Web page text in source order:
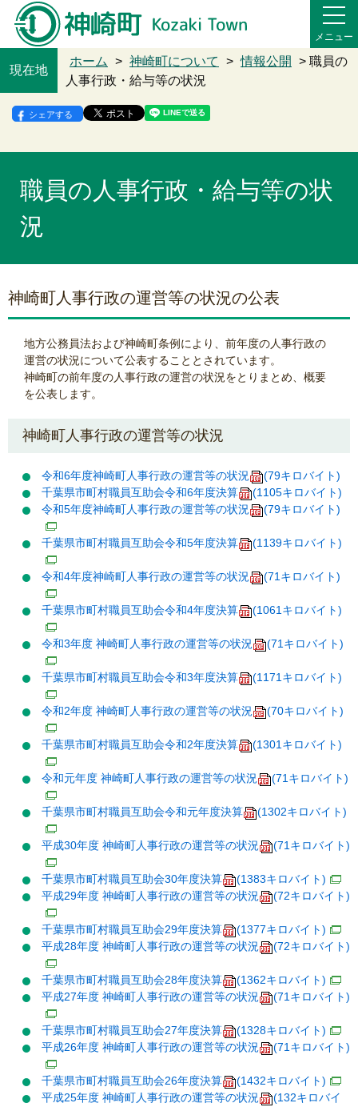
メニュー
現在地
ホーム > 神崎町について > 情報公開
> 職員の
人事行政・給与等の状況
シェアする
職員の人事行政・給与等の状
況
神崎町人事行政の運営等の状況の公表
地方公務員法および神崎町条例により、前年度の人事行政の
運営の状況について公表することとされています。
神崎町の前年度の人事行政の運営の状況をとりまとめ、概要
を公表します。
神崎町人事行政の運営等の状況
令和6年度神崎町人事行政の運営等の状況
(79キロバイト)
千葉県市町村職員互助会令和6年度決算
(1105キロバイト)
令和5年度神崎町人事行政の運営等の状況
(79キロバイト)
千葉県市町村職員互助会令和5年度決算 (1139キロバイト)
令和4年度神崎町人事行政の運営等の状況 (71キロバイト)
千葉県市町村職員互助会令和4年度決算 (1061キロバイト)
令和3年度 神崎町人事行政の運営等の状況 (71キロバイト)
千葉県市町村職員互助会令和3年度決算 (1171キロバイト)
令和2年度 神崎町人事行政の運営等の状況 (70キロバイト)
千葉県市町村職員互助会令和2年度決算 (1301キロバイト)
令和元年度 神崎町人事行政の運営等の状況 (71キロバイト)
千葉県市町村職員互助会令和元年度決算 (1302キロバイト)
平成30年度 神崎町人事行政の運営等の状況 (71キロバイト)
千葉県市町村職員互助会30年度決算
(1383キロバイト)
平成29年度 神崎町人事行政の運営等の状況
(72キロバイト)
千葉県市町村職員互助会29年度決算
(1377キロバイト)
平成28年度 神崎町人事行政の運営等の状況
(72キロバイト)
千葉県市町村職員互助会28年度決算
(1362キロバイト)
平成27年度 神崎町人事行政の運営等の状況
(71キロバイト)
千葉県市町村職員互助会27年度決算
(1328キロバイト)
平成26年度 神崎町人事行政の運営等の状況
(71キロバイト)
千葉県市町村職員互助会26年度決算
(1432キロバイト)
平成25年度 神崎町人事行政の運営等の状況
(132キロバイ